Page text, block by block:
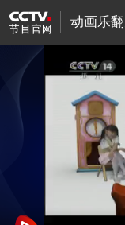
动画乐